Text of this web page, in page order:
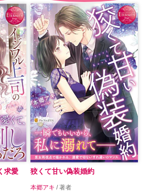
求愛 狡くて甘い偽装婚約
本郷アキ / 著者